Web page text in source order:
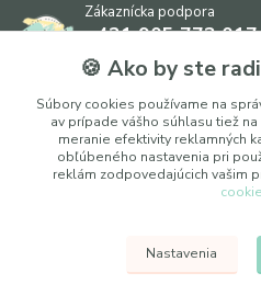
Zákaznícka podpora
+421 905 773 017
(Po-Pia, 8:30 - 17:00, So:
info@ipapier.sk
Upraviť
🍪 Ako by ste
Súbory cookies používame na
av prípade vášho súhlasu tiež
meranie efektivity reklamných
obľúbeného nastavenia pri
reklám zodpovedajúcich vašim
Nastavenia